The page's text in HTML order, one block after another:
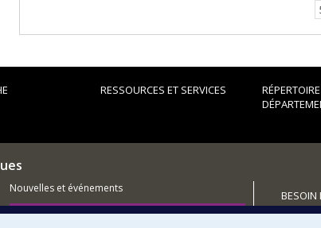
RESSOURCES ET SERVICES
Nouvelles et événements
Comment soutenir le Département?
BESOIN
Plan du